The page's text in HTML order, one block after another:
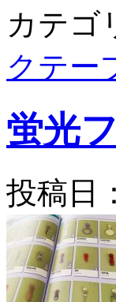
カテゴ
クテー
蛍光
投稿日：